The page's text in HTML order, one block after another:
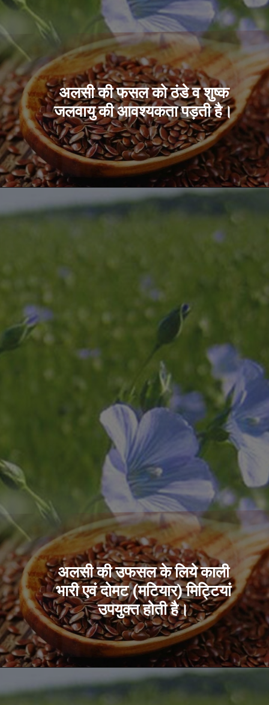
अलसी की फसल को ठंडे व शुष्क
जलवायु की आवश्यकता पड़ती है।
अलसी की उफसल के लिये काली
भारी एवं दोमट (मटियार) मिट्टियां
उपयुक्त होती है।